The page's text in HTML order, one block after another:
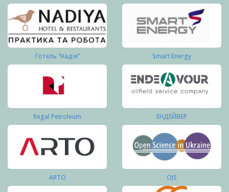
Готель “Надія” Smart Energy
Regal Petroleum ЕНДЕЙВЕР
ARTO OJS